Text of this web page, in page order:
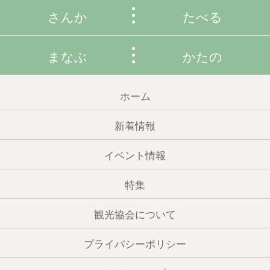
さんか たべる
まなぶ かたの
ホーム
新着情報
イベント情報
特集
観光協会について
プライバシーポリシー